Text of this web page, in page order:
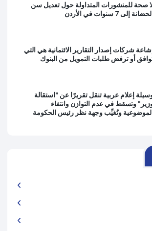
صحة للمنشورات المتداولة حول تعديل سن
إلى 7 سنوات في الأردن
شركات إصدار التقارير الائتمانية هي التي
أو ترفض طلبات التمويل من البنوك
إعلام عربية تنقل تقريرًا عن "استقالة
وتسقط في عدم التوازن وانتفاء
وتُغيِّب وجهة نظر رئيس الحكومة